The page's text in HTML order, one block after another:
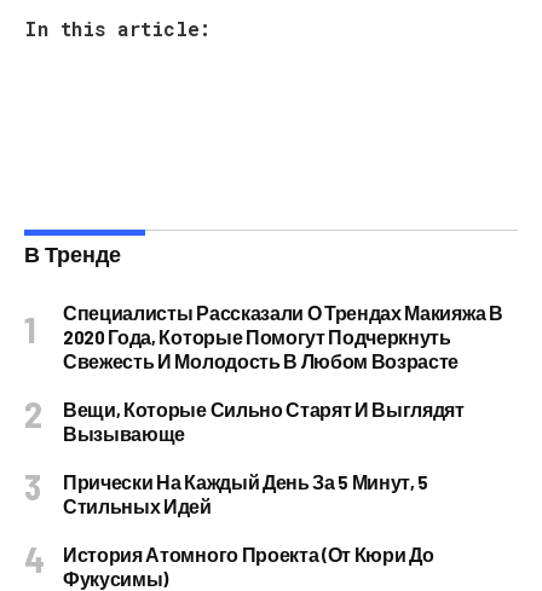
In this article:
В Тренде
Специалисты Рассказали О Трендах Макияжа В
2020 Года, Которые Помогут Подчеркнуть
Свежесть И Молодость В Любом Возрасте
Вещи, Которые Сильно Старят И Выглядят
Вызывающе
Прически На Каждый День За 5 Минут, 5
Стильных Идей
История Атомного Проекта (от Кюри До
Фукусимы)